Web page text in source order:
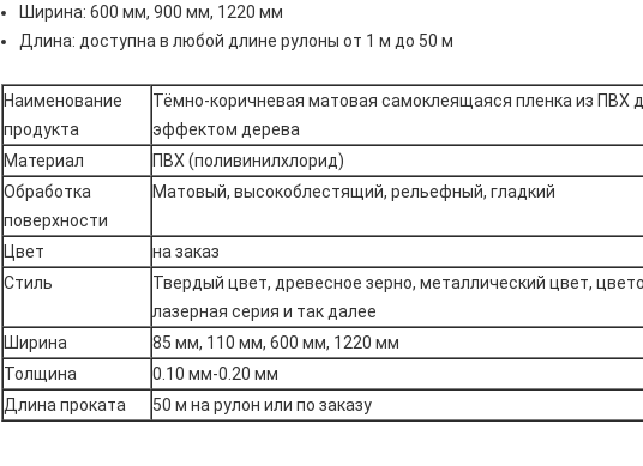
Ширина: 600 мм, 900 мм, 1220 мм
Длина: доступна в любой длине рулоны от 1 м до 50 м
Наименование
продукта
Тёмно-коричневая матовая самоклеящаяся пленка из ПВХ
эффектом дерева
Материал
ПВХ (поливинилхлорид)
Обработка
поверхности
Матовый, высокоблестящий, рельефный, гладкий
Цвет
на заказ
Стиль
Твердый цвет, древесное зерно, металлический цвет,
лазерная серия и так далее
Ширина
85 мм, 110 мм, 600 мм, 1220 мм
Толщина
0.10 мм-0.20 мм
Длина проката
50 м на рулон или по заказу